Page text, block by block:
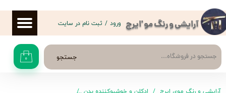
آرایشی و رنگ مو 'ایرج
جستجو ۰
ورود / ثبت نام در سایت
حساب کاربری من
تغییر گذر واژه
سفارشات
خروج از حساب کاربری